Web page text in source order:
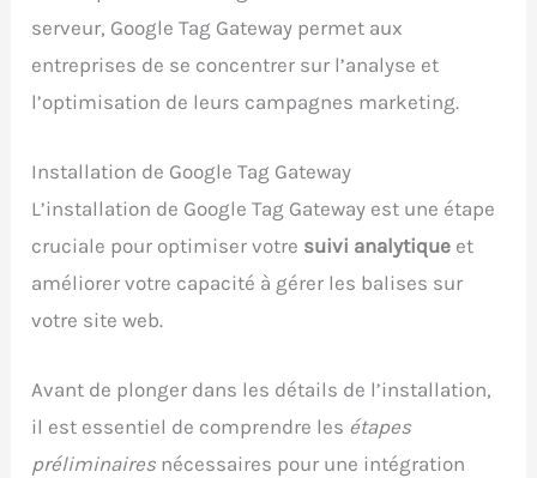
serveur, Google Tag Gateway permet aux
entreprises de se concentrer sur l’analyse et
l’optimisation de leurs campagnes marketing.
Installation de Google Tag Gateway
L’installation de Google Tag Gateway est une étape
cruciale pour optimiser votre suivi analytique et
améliorer votre capacité à gérer les balises sur
votre site web.
Avant de plonger dans les détails de l’installation,
il est essentiel de comprendre les étapes
préliminaires nécessaires pour une intégration